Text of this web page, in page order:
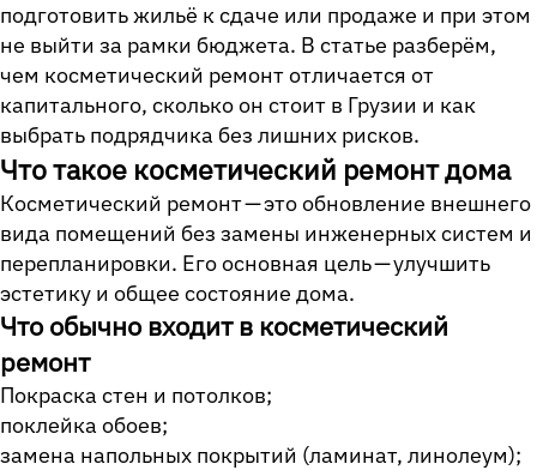
подготовить жильё к сдаче или продаже и при этом
не выйти за рамки бюджета. В статье разберём,
чем косметический ремонт отличается от
капитального, сколько он стоит в Грузии и как
выбрать подрядчика без лишних рисков.
Что такое косметический ремонт дома
Косметический ремонт — это обновление внешнего
вида помещений без замены инженерных систем и
перепланировки. Его основная цель — улучшить
эстетику и общее состояние дома.
Что обычно входит в косметический
ремонт
Покраска стен и потолков;
поклейка обоев;
замена напольных покрытий (ламинат, линолеум);